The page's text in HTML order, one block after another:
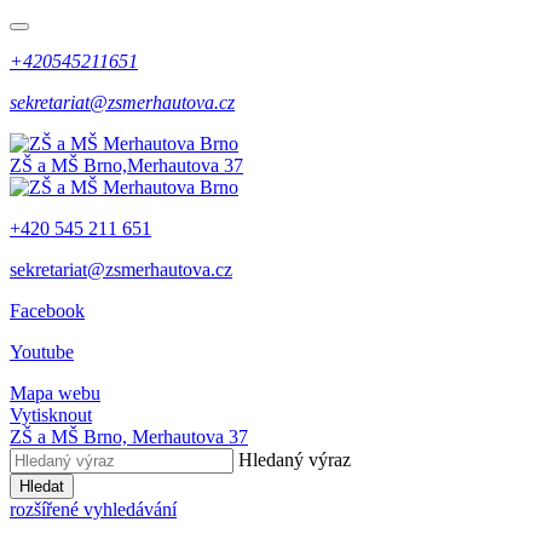
+420545211651
sekretariat@zsmerhautova.cz
ZŠ a MŠ Brno,Merhautova 37
+420 545 211 651
sekretariat@zsmerhautova.cz
Facebook
Youtube
Mapa webu
Vytisknout
ZŠ a MŠ Brno, Merhautova 37
Hledaný výraz
Hledat
rozšířené vyhledávání